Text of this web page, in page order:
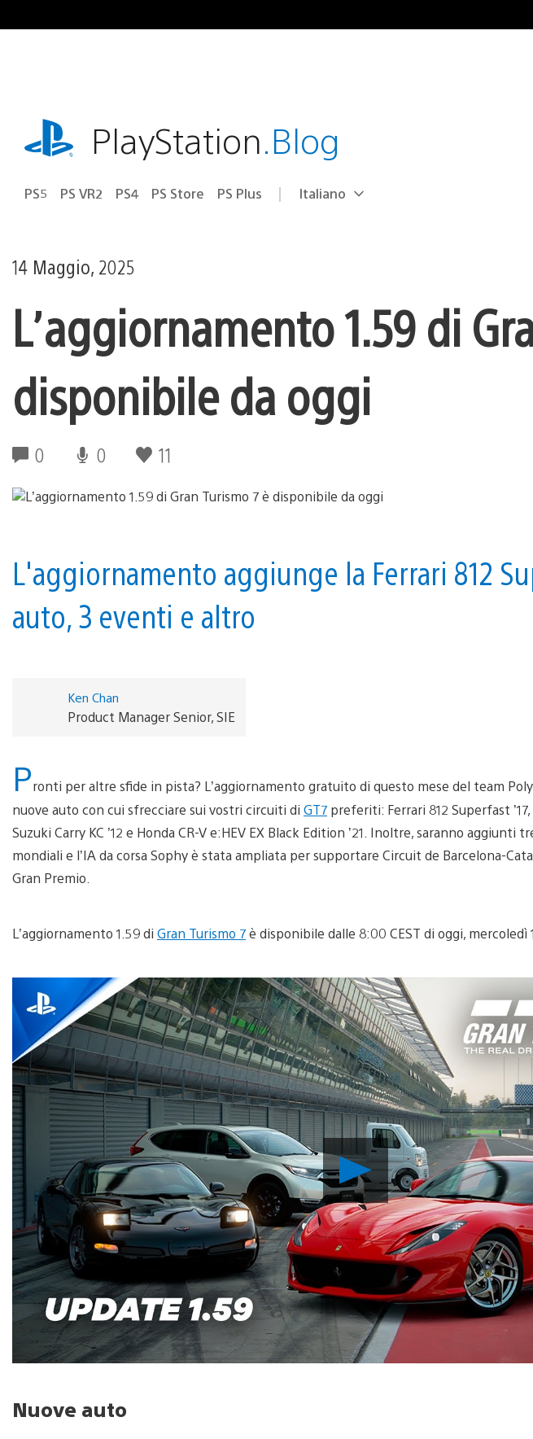
al
playstation.comPlayStation.Blog
PS5 PS VR2 PS4 PS Store PS Plus Seleziona
Regione
Italiano
14 Maggio, 2025
L’aggiornamento 1.59 di
disponibile da oggi
0 0 11
L'aggiornamento aggiunge la Ferrari 812
auto, 3 eventi e altro
Ken Chan
Product Manager Senior, SIE
Pronti per altre sfide in pista? L’aggiornamento gratuito di questo mese del team
nuove auto con cui sfrecciare sui vostri circuiti di GT7 preferiti: Ferrari 812 Superfast
Suzuki Carry KC ’12 e Honda CR-V e:HEV EX Black Edition ’21. Inoltre, saranno aggiunti
mondiali e l’IA da corsa Sophy è stata ampliata per supportare Circuit de Barcelona-
Gran Premio.
L’aggiornamento 1.59 di Gran Turismo 7è disponibile dalle 8:00 CEST di oggi, mercoledì
Riproduci
video
Nuove auto